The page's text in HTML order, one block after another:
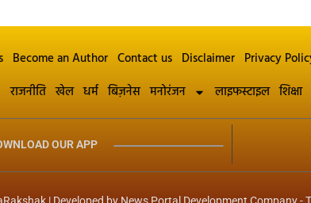
Become an Author Contact us Disclaimer Privacy
राजनीति खेल धर्म बिज़नेस मनोरंजन लाइफस्टाइल शिक्षा
OUR APP